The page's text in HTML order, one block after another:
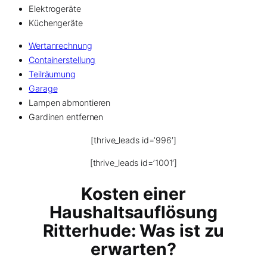
Elektrogeräte
Küchengeräte
Wertanrechnung
Containerstellung
Teilräumung
Garage
Lampen abmontieren
Gardinen entfernen
[thrive_leads id=’996′]
[thrive_leads id=’1001′]
Kosten einer
Haushaltsauflösung
Ritterhude: Was ist zu
erwarten?